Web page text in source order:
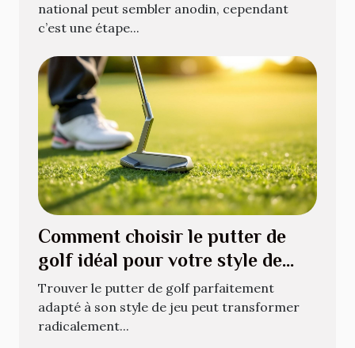
national peut sembler anodin, cependant
c’est une étape...
Comment choisir le putter de
golf idéal pour votre style de
jeu ?
Trouver le putter de golf parfaitement
adapté à son style de jeu peut transformer
radicalement...